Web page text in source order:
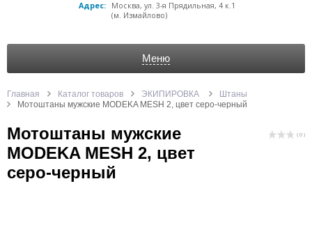
Адрес:
Москва, ул. 3-я Прядильная, 4 к.1
(м. Измайлово)
Меню
Главная Каталог товаров ЭКИПИРОВКА
Штаны
Мотоштаны мужские MODEKA MESH 2, цвет серо-черный
Мотоштаны мужские
MODEKA MESH 2, цвет
серо-черный
( 0 )